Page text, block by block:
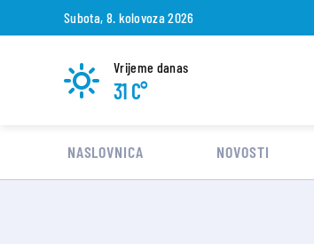
Subota, 8. kolovoza 2026
Vrijeme danas
31 C°
NASLOVNICA NOVOSTI